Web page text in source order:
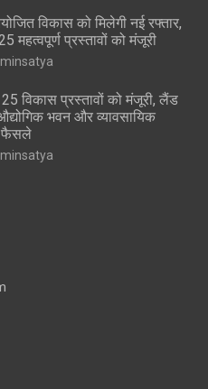
विकास को मिलेगी नई रफ्तार,
महत्वपूर्ण प्रस्तावों को मंजूरी
25 विकास प्रस्तावों को मंजूरी, लैंड
भवन और व्यावसायिक
फैसले